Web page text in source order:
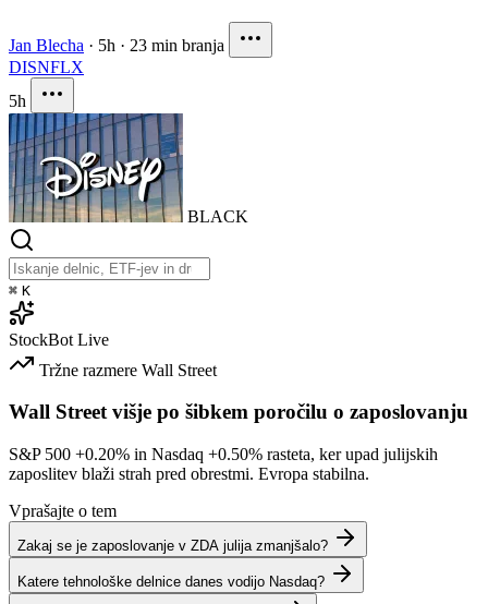
Jan Blecha · 5h · 23 min branja
DISNFLX
5h
BLACK
⌘ K
StockBot Live
Tržne razmere Wall Street
Wall Street višje po šibkem poročilu o zaposlovanju
S&P 500 +0.20% in Nasdaq +0.50% rasteta, ker upad julijskih
zaposlitev blaži strah pred obrestmi. Evropa stabilna.
Vprašajte o tem
Zakaj se je zaposlovanje v ZDA julija zmanjšalo?
Katere tehnološke delnice danes vodijo Nasdaq?